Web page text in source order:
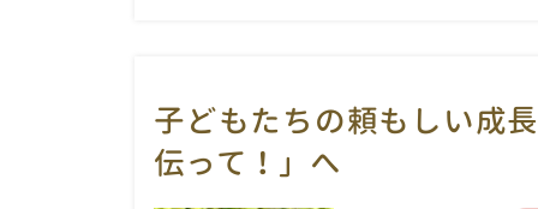
子どもたちの頼もしい成
伝って！」へ